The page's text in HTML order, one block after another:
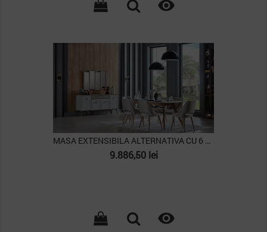

MASA EXTENSIBILA ALTERNATIVA CU 6 SCAUNE VALENCIA
Pret
9.886,50 lei
